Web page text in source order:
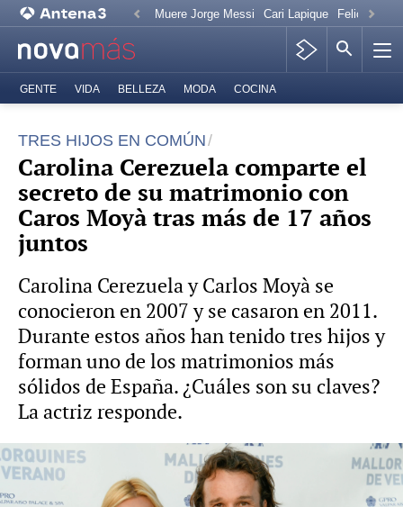
Muere Jorge Messi Cari Lapique Felicitación
GENTE VIDA BELLEZA MODA COCINA
TRES HIJOS EN COMÚN
Carolina Cerezuela comparte el
secreto de su matrimonio con
Caros Moyà tras más de 17 años
juntos
Carolina Cerezuela y Carlos Moyà se
conocieron en 2007 y se casaron en 2011.
Durante estos años han tenido tres hijos y
forman uno de los matrimonios más
sólidos de España. ¿Cuáles son su claves?
La actriz responde.
Vídeo: Europa Press | Foto: Gtres